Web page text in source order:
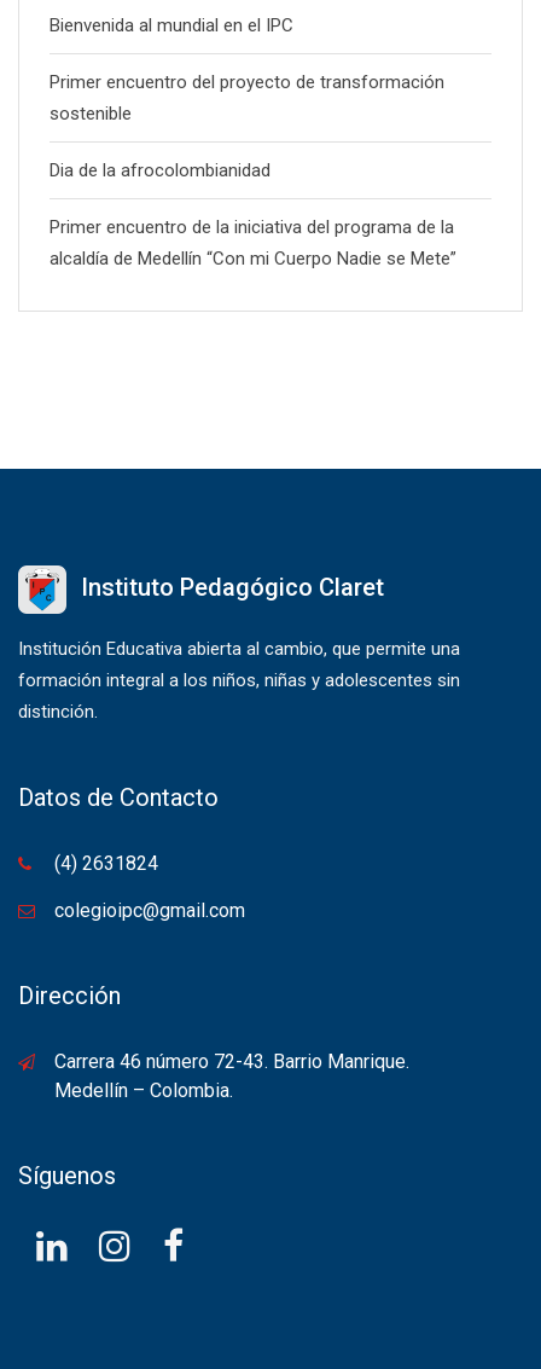
Bienvenida al mundial en el IPC
Primer encuentro del proyecto de transformación
sostenible
Dia de la afrocolombianidad
Primer encuentro de la iniciativa del programa de la
alcaldía de Medellín “Con mi Cuerpo Nadie se Mete”
Instituto Pedagógico Claret
Institución Educativa abierta al cambio, que permite una
formación integral a los niños, niñas y adolescentes sin
distinción.
Datos de Contacto
(4) 2631824
colegioipc@gmail.com
Dirección
Carrera 46 número 72-43. Barrio Manrique.
Medellín – Colombia.
Síguenos